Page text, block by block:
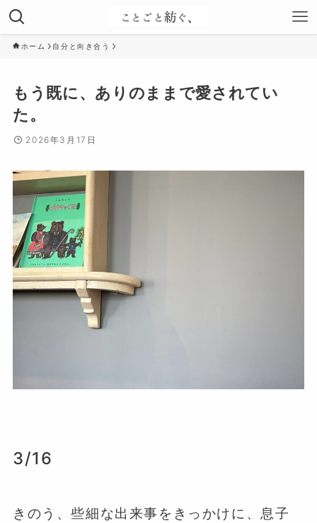
ホーム 自分と向き合う
もう既に、ありのままで愛されてい
た。
2026年3月17日
3/16
きのう、些細な出来事をきっかけに、息子